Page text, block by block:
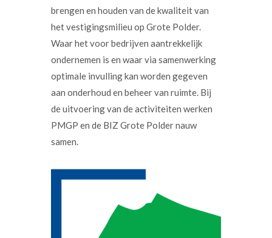
brengen en houden van de kwaliteit van
het vestigingsmilieu op Grote Polder.
Waar het voor bedrijven aantrekkelijk
ondernemen is en waar via samenwerking
optimale invulling kan worden gegeven
aan onderhoud en beheer van ruimte. Bij
de uitvoering van de activiteiten werken
PMGP en de BIZ Grote Polder nauw
samen.